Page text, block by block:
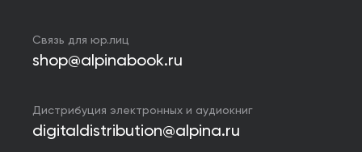
Связь для юр.лиц
shop@alpinabook.ru
Дистрибуция электронных и аудиокниг
digitaldistribution@alpina.ru